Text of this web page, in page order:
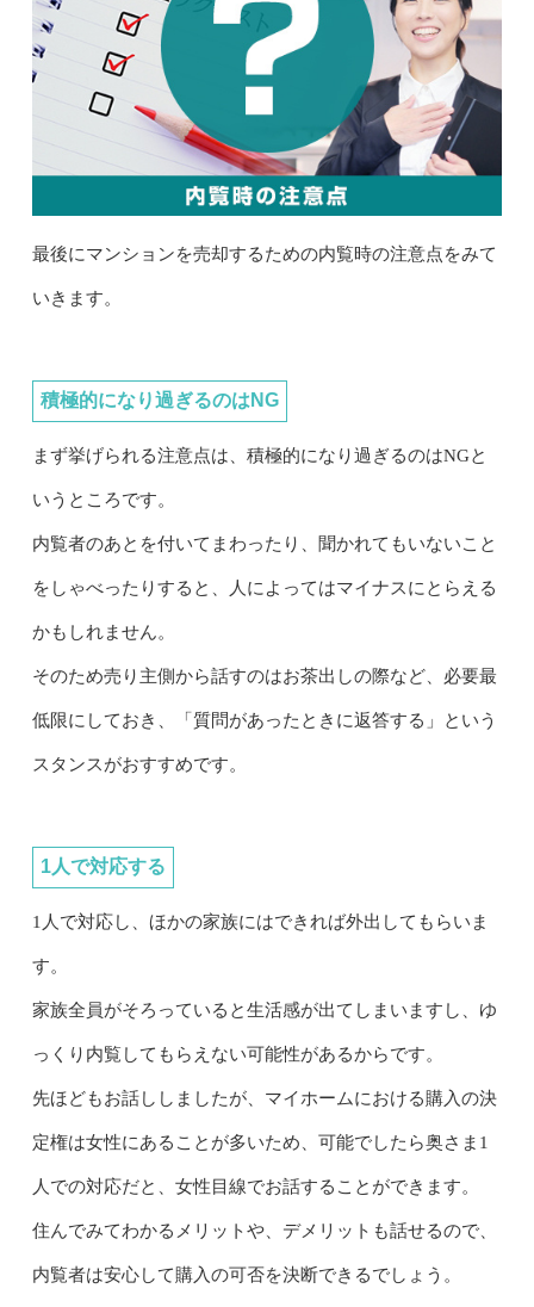
最後にマンションを売却するための内覧時の注意点をみて
いきます。
積極的になり過ぎるのはNG
まず挙げられる注意点は、積極的になり過ぎるのはNGと
いうところです。
内覧者のあとを付いてまわったり、聞かれてもいないこと
をしゃべったりすると、人によってはマイナスにとらえる
かもしれません。
そのため売り主側から話すのはお茶出しの際など、必要最
低限にしておき、「質問があったときに返答する」という
スタンスがおすすめです。
1人で対応する
1人で対応し、ほかの家族にはできれば外出してもらいま
す。
家族全員がそろっていると生活感が出てしまいますし、ゆ
っくり内覧してもらえない可能性があるからです。
先ほどもお話ししましたが、マイホームにおける購入の決
定権は女性にあることが多いため、可能でしたら奥さま1
人での対応だと、女性目線でお話することができます。
住んでみてわかるメリットや、デメリットも話せるので、
内覧者は安心して購入の可否を決断できるでしょう。